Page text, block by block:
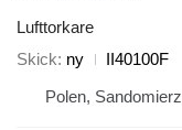
Lufttorkare
Skick ny
II40100F
Polen, Sandomierz